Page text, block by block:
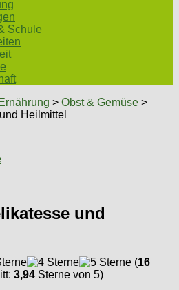
Schule
> Obst & Gemüse >
Heilmittel
und
(16
3,94 Sterne von 5)